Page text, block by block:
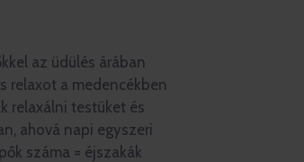
az üdülés árában
relaxot a medencékben
relaxálni testüket és
ahová napi egyszeri
száma = éjszakák